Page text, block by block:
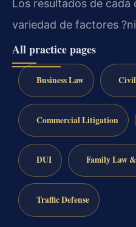
Los resultados de cada
variedad de factores
All practice pages
Business Law
Commercial Litigation
DUI Family Law
Traffic Defense